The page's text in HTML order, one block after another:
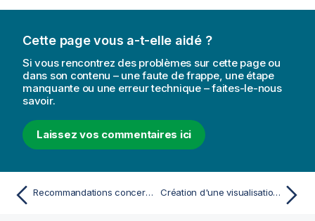
Cette page vous a-t-elle aidé ?
Si vous rencontrez des problèmes sur cette page ou
dans son contenu – une faute de frappe, une étape
manquante ou une erreur technique – faites-le-nous
savoir.
Laissez vos commentaires ici
Recommandations concernant les visualisations, les champs et les dénominations Création d'une visualisation à l'aide d'un objet personnalisé